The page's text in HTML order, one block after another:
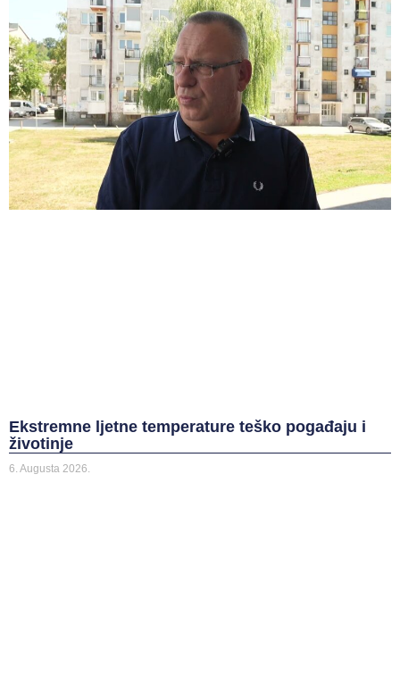
Ekstremne ljetne temperature teško pogađaju i
životinje
6. Augusta 2026.